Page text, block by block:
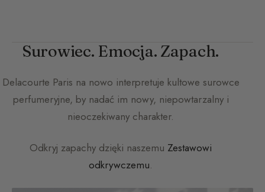
Surowiec. Emocja. Zapach.
Delacourte Paris na nowo interpretuje kultowe surowce
perfumeryjne, by nadać im nowy, niepowtarzalny i
nieoczekiwany charakter.
Odkryj zapachy dzięki naszemu Zestawowi
odkrywczemu.